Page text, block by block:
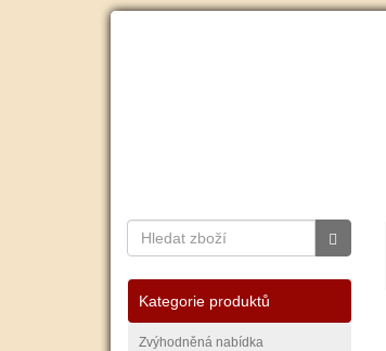
Kategorie produktů
Zvýhodněná nabídka